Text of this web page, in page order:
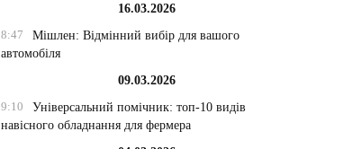
16.03.2026
8:47
Мішлен: Відмінний вибір для вашого
автомобіля
09.03.2026
9:10
Універсальний помічник: топ-10 видів
навісного обладнання для фермера